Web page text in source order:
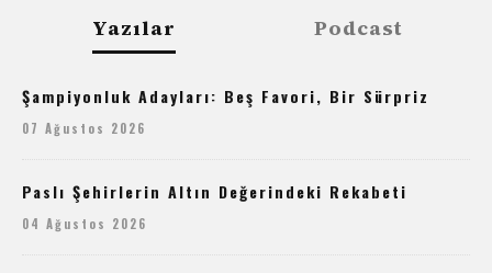
Yazılar Podcast
Şampiyonluk Adayları: Beş Favori, Bir Sürpriz
07 Ağustos 2026
Paslı Şehirlerin Altın Değerindeki Rekabeti
04 Ağustos 2026